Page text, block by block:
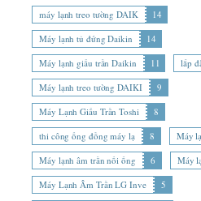
máy lạnh treo tường DAIK
14
Máy lạnh tủ đứng Daikin
14
Máy lạnh giấu trần Daikin
11 lắp
Máy lạnh treo tường DAIKI
9
Máy Lạnh Giấu Trần Toshi
8
thi công ống đồng máy lạ
8 Máy
Máy lạnh âm trần nối ống
6 Máy
Máy Lạnh Âm Trần LG Inve
5